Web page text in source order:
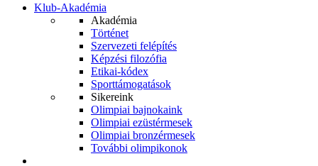
Klub-Akadémia
Akadémia
Történet
Szervezeti felépítés
Képzési filozófia
Etikai-kódex
Sporttámogatások
Sikereink
Olimpiai bajnokaink
Olimpiai ezüstérmesek
Olimpiai bronzérmesek
További olimpikonok